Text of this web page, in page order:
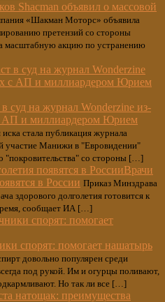
Shacman объявил о массовой
«Шакман Моторс» объявила
претензий со стороны
масштабную акцию по устранению
суд на журнал Wonderzine из-
с АП и миллиардером Юрием
стала публикация журнала
участие Манижи в "Евровидении"
"покровительства" со стороны […]
Врачи
в России Приказ Минздрава
здорового долголетия готовится к
сообщает ИА […]
спорят: помогает нашатырь
довольно популярен среди
под рукой. Им и огурцы поливают,
Но так ли все […]